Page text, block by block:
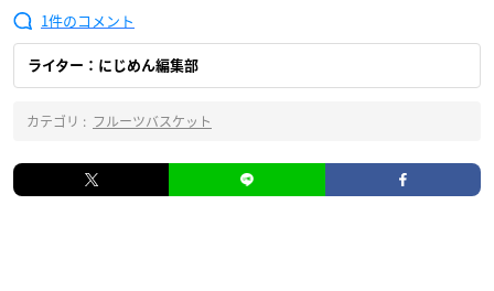
1
ライター：にじめん編集部
カテゴリ : フルーツバスケット